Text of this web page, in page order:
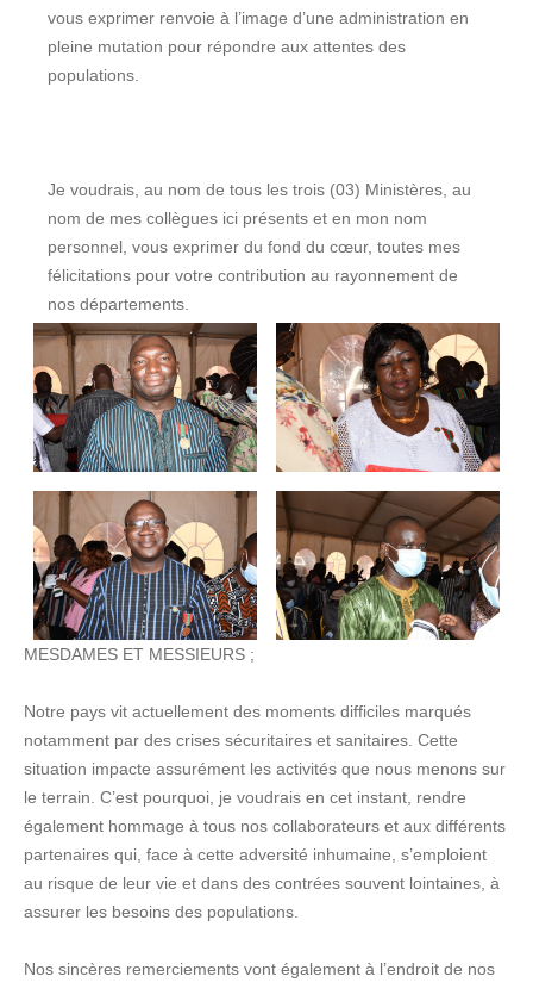
vous exprimer renvoie à l’image d’une administration en
pleine mutation pour répondre aux attentes des
populations.
Je voudrais, au nom de tous les trois (03) Ministères, au
nom de mes collègues ici présents et en mon nom
personnel, vous exprimer du fond du cœur, toutes mes
félicitations pour votre contribution au rayonnement de
nos départements.
MESDAMES ET MESSIEURS ;
Notre pays vit actuellement des moments difficiles marqués
notamment par des crises sécuritaires et sanitaires. Cette
situation impacte assurément les activités que nous menons sur
le terrain. C’est pourquoi, je voudrais en cet instant, rendre
également hommage à tous nos collaborateurs et aux différents
partenaires qui, face à cette adversité inhumaine, s’emploient
au risque de leur vie et dans des contrées souvent lointaines, à
assurer les besoins des populations.
Nos sincères remerciements vont également à l’endroit de nos